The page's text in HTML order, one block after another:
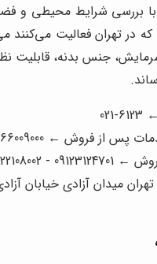
با بررسی شرایط محیطی و
در تهران فعالیت می‌کنند
جنس بدنه، قابلیت
- 02166006600 - 02166003300 - 02166003000
- 09122200108
خیابان آزادی میدان استاد معین خیابان ۲۱